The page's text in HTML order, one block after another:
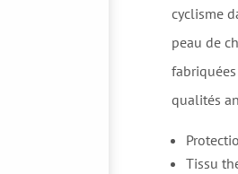
cyclisme
peau de
qualités
Tissu